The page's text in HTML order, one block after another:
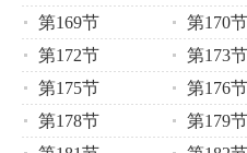
第169节
第170节
第172节
第173节
第175节
第176节
第178节
第179节